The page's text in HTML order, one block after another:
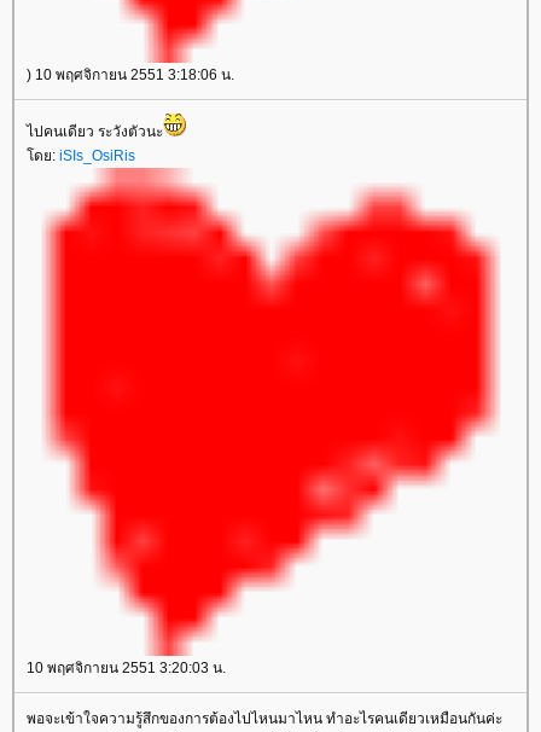
) 10 พฤศจิกายน 2551 3:18:06 น.
ไปคนเดียว ระวังตัวนะ
ดย: iSIs_OsiRis
10 พฤศจิกายน 2551 3:20:03 น.
พอจะเข้าใจความรู้สึกของการต้องไปไหนมาไหน ทำอะไรคนเดียวเหมือนกันค่ะ